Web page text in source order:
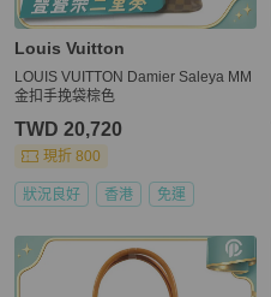
Louis Vuitton
LOUIS VUITTON Damier Saleya MM
金扣手挽袋棕色
TWD 20,720
現折 800
狀況良好 香港 免運